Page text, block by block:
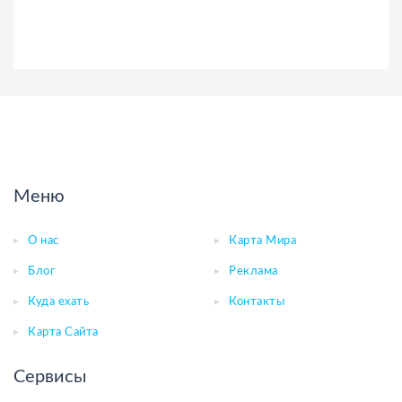
Меню
О нас Карта Мира
Блог Реклама
Куда ехать Контакты
Карта Сайта
Сервисы